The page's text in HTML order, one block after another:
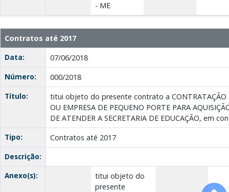
- ME
Contratos até 2017
Data:
07/06/2018
Número:
000/2018
Título:
titui objeto do presente contrato a CONTRATAÇÃO
OU EMPRESA DE PEQUENO PORTE PARA
DE ATENDER A SECRETARIA DE EDUCAÇÃO, em
Tipo:
Contratos até 2017
Descrição:
Anexo(s):
titui objeto do
presente